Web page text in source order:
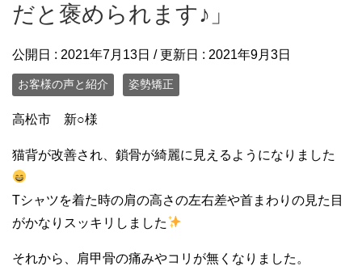
だと褒められます♪」
公開日 : 2021年7月13日 / 更新日 : 2021年9月3日
お客様の声と紹介 姿勢矯正
高松市 新○様
猫背が改善され、鎖骨が綺麗に見えるようになりました
Tシャツを着た時の肩の高さの左右差や首まわりの見た目
がかなりスッキリしました
それから、肩甲骨の痛みやコリが無くなりました。